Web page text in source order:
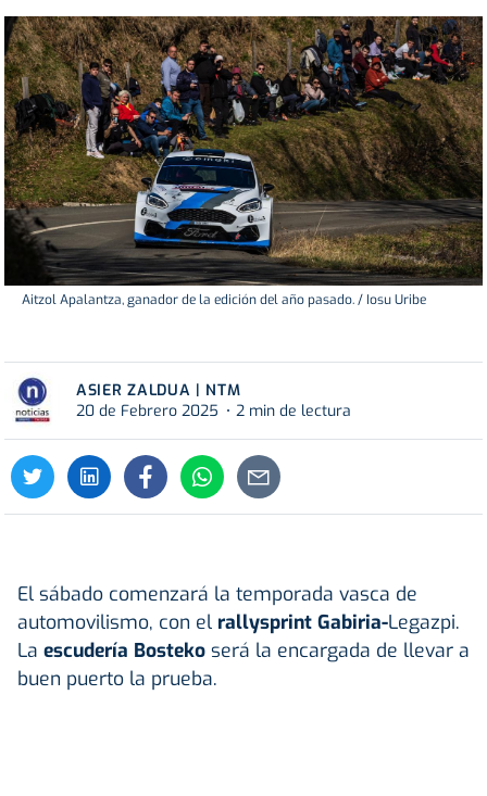
Aitzol Apalantza, ganador de la edición del año pasado. / Iosu Uribe
ASIER ZALDUA | NTM
20 de Febrero 2025
2 min de lectura
El sábado comenzará la temporada vasca de
automovilismo, con el rallysprint Gabiria-Legazpi.
La escudería Bosteko será la encargada de llevar a
buen puerto la prueba.